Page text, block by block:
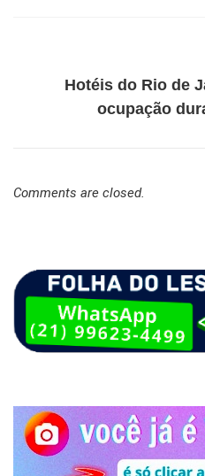
Hotéis do Rio de
ocupação
Comments are closed.